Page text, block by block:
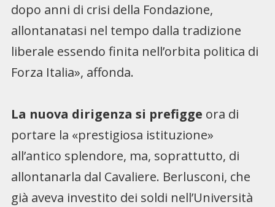
dopo anni di crisi della Fondazione,
allontanatasi nel tempo dalla tradizione
liberale essendo finita nell’orbita politica di
Forza Italia», affonda.
La nuova dirigenza si prefigge ora di
portare la «prestigiosa istituzione»
all’antico splendore, ma, soprattutto, di
allontanarla dal Cavaliere. Berlusconi, che
già aveva investito dei soldi nell’Università